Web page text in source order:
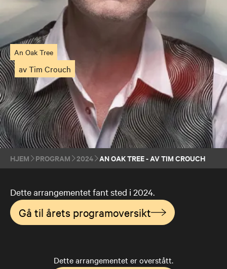
An Oak Tree
av Tim Crouch
HJEM PROGRAM 2024 AN OAK TREE - AV TIM CROUCH
Dette arrangementet fant sted i 2024.
Gå til årets programoversikt
Dette arrangementet er overstått.